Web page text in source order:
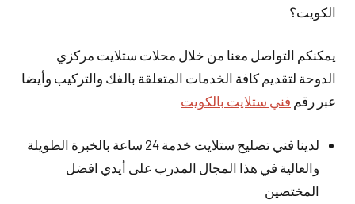
الكويت؟
يمكنكم التواصل معنا من خلال محلات ستلايت مركزي
الدوحة لتقديم كافة الخدمات المتعلقة بالفك والتركيب وأيضا
عبر رقم فني ستلايت بالكويت
لدينا فني تصليح ستلايت خدمة 24 ساعة بالخبرة الطويلة
والعالية في هذا المجال المدرب على أيدي افضل
المختصين